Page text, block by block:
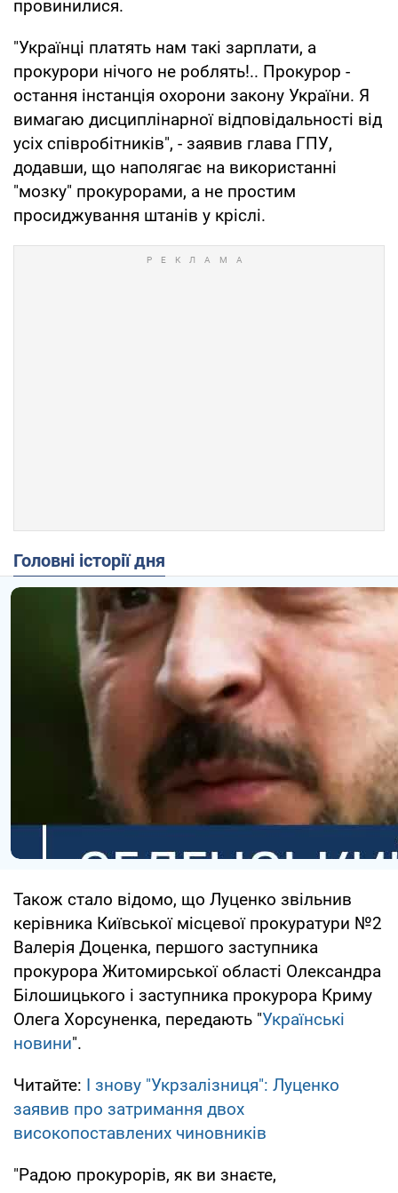
провинилися.
"Українці платять нам такі зарплати, а
прокурори нічого не роблять!.. Прокурор -
остання інстанція охорони закону України. Я
вимагаю дисциплінарної відповідальності від
усіх співробітників", - заявив глава ГПУ,
додавши, що наполягає на використанні
"мозку" прокурорами, а не простим
просиджування штанів у кріслі.
Головні історії дня
Також стало відомо, що Луценко звільнив
керівника Київської місцевої прокуратури №2
Валерія Доценка, першого заступника
прокурора Житомирської області Олександра
Білошицького і заступника прокурора Криму
Олега Хорсуненка, передають "Українські
новини".
Читайте: І знову "Укрзалізниця": Луценко
заявив про затримання двох
високопоставлених чиновників
"Радою прокурорів, як ви знаєте,